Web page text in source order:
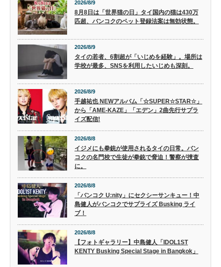
2026/8/9
8月8日は「世界猫の日」タイ国内の猫は430万
匹超、バンコクのペット登録法案は無効状態。
2026/8/9
タイの若者、6割超が「いじめを経験」。場所は
学校が最多、SNSを利用したいじめも深刻。
2026/8/9
手越祐也 NEWアルバム「☆SUPER☆STAR☆」
から「AME-KAZE」「エデン」2曲先行サプラ
イズ配信!
2026/8/8
イジメにも拳銃が使用されるタイの日常。バン
コクの名門校で生徒が拳銃で脅迫！警察が捜査
に。
2026/8/8
「バンコク U:nity」にセクシーサンキュー！中
島健人がバンコクでサプライズ Busking ライ
ブ！
2026/8/8
【フォトギャラリー】中島健人「IDOL1ST
KENTY Busking Special Stage in Bangkok」